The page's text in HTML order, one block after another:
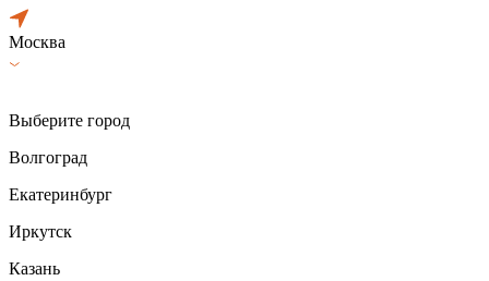
Москва
Выберите город
Волгоград
Екатеринбург
Иркутск
Казань